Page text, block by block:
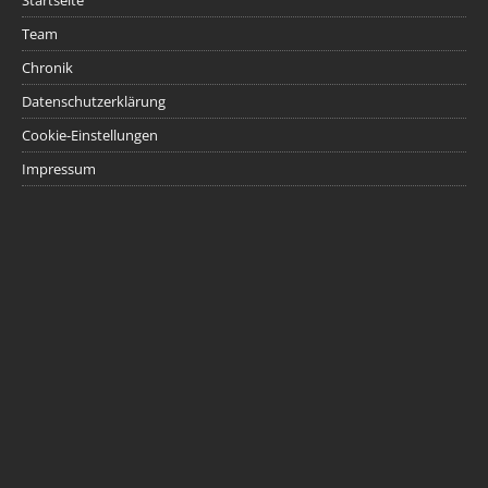
Team
Chronik
Datenschutzerklärung
Cookie-Einstellungen
Impressum